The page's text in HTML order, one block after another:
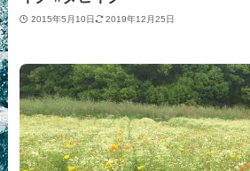
2015年5月10日 2019年12月25日